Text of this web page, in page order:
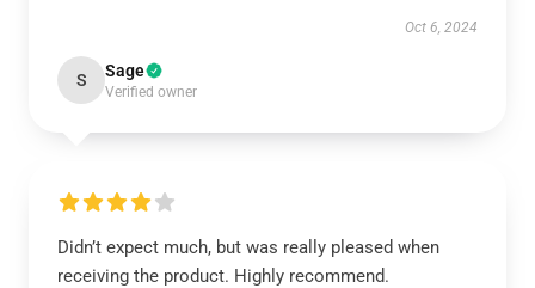
Oct 6, 2024
S Sage
Verified owner
Didn’t expect much, but was really pleased when
receiving the product. Highly recommend.